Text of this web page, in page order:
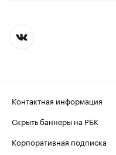
Контактная информация
Скрыть баннеры на РБК
Корпоративная подписка